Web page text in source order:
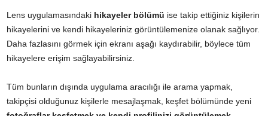
Lens uygulamasındaki hikayeler bölümü ise takip ettiğiniz kişilerin
hikayelerini ve kendi hikayeleriniz görüntülemenize olanak sağlıyor.
Daha fazlasını görmek için ekranı aşağı kaydırabilir, böylece tüm
hikayelere erişim sağlayabilirsiniz.
Tüm bunların dışında uygulama aracılığı ile arama yapmak,
takipçisi olduğunuz kişilerle mesajlaşmak, keşfet bölümünde yeni